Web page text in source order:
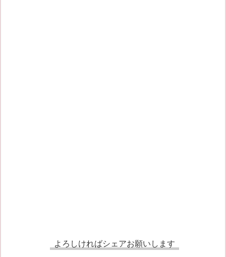
よろしければシェアお願いします